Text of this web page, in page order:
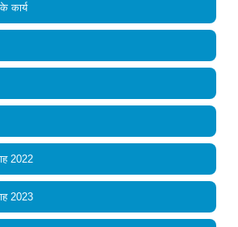
कार्य
2022
2023